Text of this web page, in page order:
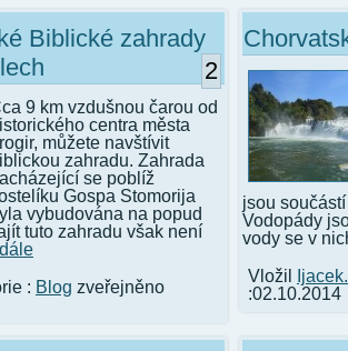
Biblické zahrady
2
9 km vzdušnou čarou od
centra města
můžete navštívit
zahradu. Zahrada
se poblíž
Gospa Stomorija
vybudována na popud
tuto zahradu však není
: Blog zveřejněno
jsou
Vodopády
vody se v
Vložil
:02.10.2014